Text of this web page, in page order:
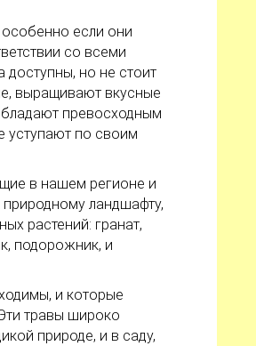
если они
со всеми
но не стоит
выращивают вкусные
превосходным
уступают по своим
в нашем регионе и
ландшафту,
растений: гранат,
подорожник, и
и которые
травы широко
природе, и в саду,